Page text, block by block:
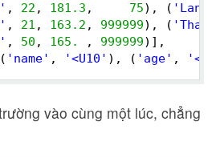
, 22 , 181.3 , 75), ( 'Lan'
, 21 , 163.2 , 999999), (
, 50 , 165. , 999999)],
'name' , '<U10' ), ( 'age' ,
vào cùng một lúc, chẳng